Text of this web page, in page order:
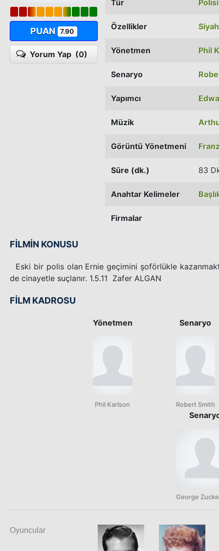
PUAN 7.90
Yorum Yap (0)
Tür
Özellikler
Yönetmen Phil
Senaryo
Yapımcı
Müzik
Görüntü Yönetmeni
Süre (dk.) 83
Anahtar Kelimeler
Firmalar
FİLMİN KONUSU
Eski bir polis olan Ernie geçimini şoförlükle
de cinayetle suçlanır. 1.5.11 Zafer ALGAN
FİLM KADROSU
Yönetmen
Phil Karlson
Senaryo
Robert Smith
George
Oyuncular